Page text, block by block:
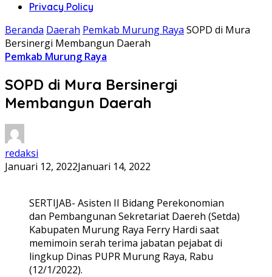
Privacy Policy
Beranda Daerah Pemkab Murung Raya SOPD di Mura
Bersinergi Membangun Daerah
Pemkab Murung Raya
SOPD di Mura Bersinergi
Membangun Daerah
redaksi
Januari 12, 2022Januari 14, 2022
SERTIJAB- Asisten II Bidang Perekonomian
dan Pembangunan Sekretariat Daereh (Setda)
Kabupaten Murung Raya Ferry Hardi saat
memimoin serah terima jabatan pejabat di
lingkup Dinas PUPR Murung Raya, Rabu
(12/1/2022).